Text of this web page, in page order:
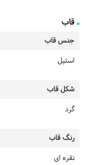
قاب
جنس قاب
استیل
شکل قاب
گرد
رنگ قاب
نقره ای